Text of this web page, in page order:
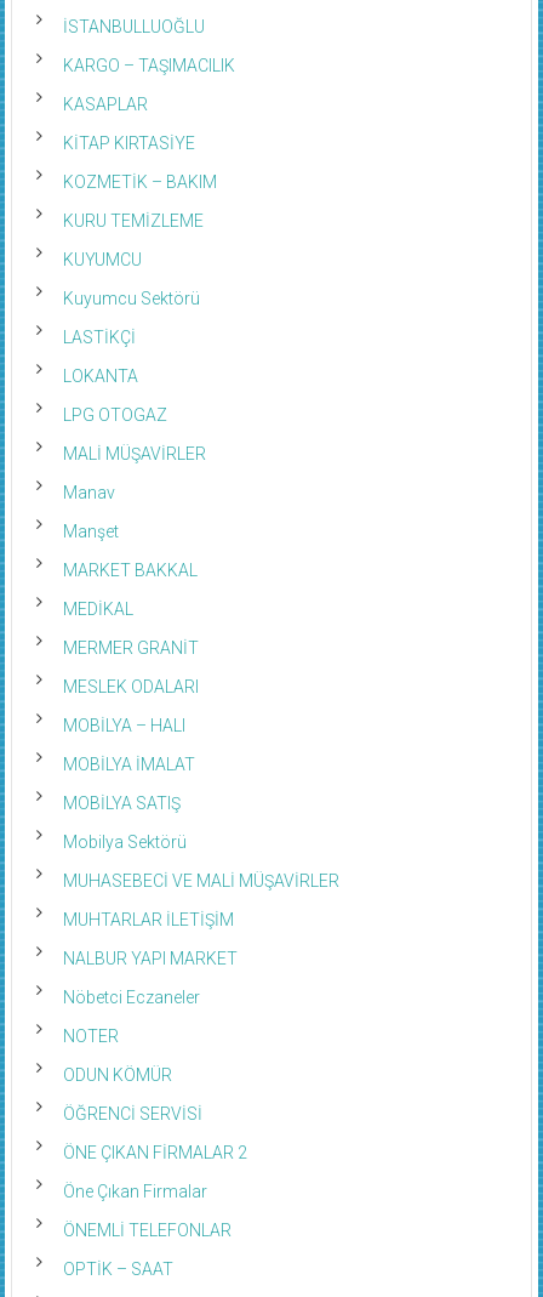
İSTANBULLUOĞLU
KARGO – TAŞIMACILIK
KASAPLAR
KİTAP KIRTASİYE
KOZMETİK – BAKIM
KURU TEMİZLEME
KUYUMCU
Kuyumcu Sektörü
LASTİKÇİ
LOKANTA
LPG OTOGAZ
MALİ MÜŞAVİRLER
Manav
Manşet
MARKET BAKKAL
MEDİKAL
MERMER GRANİT
MESLEK ODALARI
MOBİLYA – HALI
MOBİLYA İMALAT
MOBİLYA SATIŞ
Mobilya Sektörü
MUHASEBECİ VE MALİ MÜŞAVİRLER
MUHTARLAR İLETİŞİM
NALBUR YAPI MARKET
Nöbetci Eczaneler
NOTER
ODUN KÖMÜR
ÖĞRENCİ SERVİSİ
ÖNE ÇIKAN FİRMALAR 2
Öne Çıkan Firmalar
ÖNEMLİ TELEFONLAR
OPTİK – SAAT